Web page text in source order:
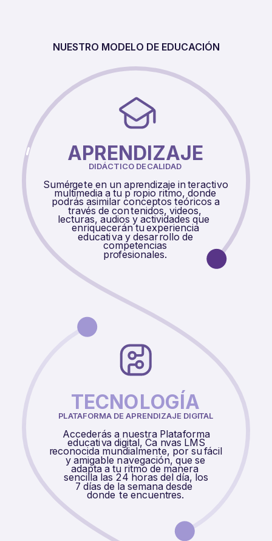
NUESTRO MODELO DE EDUCACIÓN
APRENDIZAJE
DIDÁCTICO DECALIDAD
Sumérgete en un aprendizaje interactivo
multimedia a tu p ropio ritmo, donde
podrás asimilar conceptos teóricos a
través de contenidos, videos,
lecturas, audios y actividades que
enriquecerán tuexperiencia
educativa y desarrollo de
competencias
profesionales.
TECNOLOGÍA
PLATAFORMA DE APRENDIZAJE DIGITAL
Accederás a nuestra Plataforma
educativa digital, Ca nvas LMS
reconocida mundialmente, por sufácil
y amigable navegación, que se
adapta a tu ritmo de manera
sencilla las 24 horas del día, los
7 días de la semana desde
donde te encuentres.